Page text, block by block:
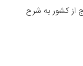
از کشور به شرح